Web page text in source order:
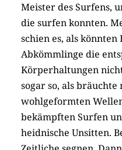
Meister des Surfens,
die surfen konnten.
schien es, als
Abkömmlinge die
Körperhaltungen
sogar so, als
wohlgeformten
bekämpften Surfen
heidnische Unsitten.